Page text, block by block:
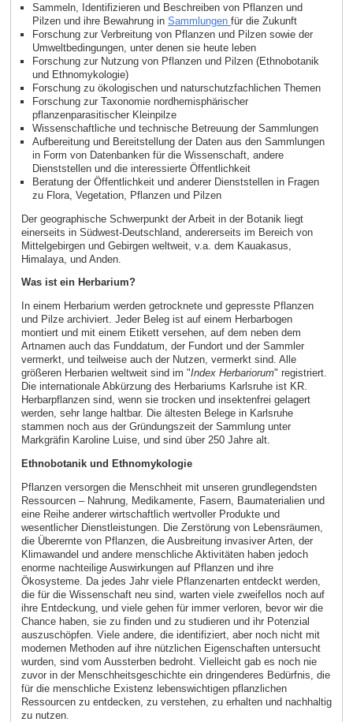
Sammeln, Identifizieren und Beschreiben von Pflanzen und
Pilzen und ihre Bewahrung in Sammlungen für die Zukunft
Forschung zur Verbreitung von Pflanzen und Pilzen sowie der
Umweltbedingungen, unter denen sie heute leben
Forschung zur Nutzung von Pflanzen und Pilzen (Ethnobotanik
und Ethnomykologie)
Forschung zu ökologischen und naturschutzfachlichen Themen
Forschung zur Taxonomie nordhemisphärischer
pflanzenparasitischer Kleinpilze
Wissenschaftliche und technische Betreuung der Sammlungen
Aufbereitung und Bereitstellung der Daten aus den Sammlungen
in Form von Datenbanken für die Wissenschaft, andere
Dienststellen und die interessierte Öffentlichkeit
Beratung der Öffentlichkeit und anderer Dienststellen in Fragen
zu Flora, Vegetation, Pflanzen und Pilzen
Der geographische Schwerpunkt der Arbeit in der Botanik liegt
einerseits in Südwest-Deutschland, andererseits im Bereich von
Mittelgebirgen und Gebirgen weltweit, v.a. dem Kauakasus,
Himalaya, und Anden.
Was ist ein Herbarium?
In einem Herbarium werden getrocknete und gepresste Pflanzen
und Pilze archiviert. Jeder Beleg ist auf einem Herbarbogen
montiert und mit einem Etikett versehen, auf dem neben dem
Artnamen auch das Funddatum, der Fundort und der Sammler
vermerkt, und teilweise auch der Nutzen, vermerkt sind. Alle
größeren Herbarien weltweit sind im "Index Herbariorum" registriert.
Die internationale Abkürzung des Herbariums Karlsruhe ist KR.
Herbarpflanzen sind, wenn sie trocken und insektenfrei gelagert
werden, sehr lange haltbar. Die ältesten Belege in Karlsruhe
stammen noch aus der Gründungszeit der Sammlung unter
Markgräfin Karoline Luise, und sind über 250 Jahre alt.
Ethnobotanik und Ethnomykologie
Pflanzen versorgen die Menschheit mit unseren grundlegendsten
Ressourcen – Nahrung, Medikamente, Fasern, Baumaterialien und
eine Reihe anderer wirtschaftlich wertvoller Produkte und
wesentlicher Dienstleistungen. Die Zerstörung von Lebensräumen,
die Überernte von Pflanzen, die Ausbreitung invasiver Arten, der
Klimawandel und andere menschliche Aktivitäten haben jedoch
enorme nachteilige Auswirkungen auf Pflanzen und ihre
Ökosysteme. Da jedes Jahr viele Pflanzenarten entdeckt werden,
die für die Wissenschaft neu sind, warten viele zweifellos noch auf
ihre Entdeckung, und viele gehen für immer verloren, bevor wir die
Chance haben, sie zu finden und zu studieren und ihr Potenzial
auszuschöpfen. Viele andere, die identifiziert, aber noch nicht mit
modernen Methoden auf ihre nützlichen Eigenschaften untersucht
wurden, sind vom Aussterben bedroht. Vielleicht gab es noch nie
zuvor in der Menschheitsgeschichte ein dringenderes Bedürfnis, die
für die menschliche Existenz lebenswichtigen pflanzlichen
Ressourcen zu entdecken, zu verstehen, zu erhalten und nachhaltig
zu nutzen.